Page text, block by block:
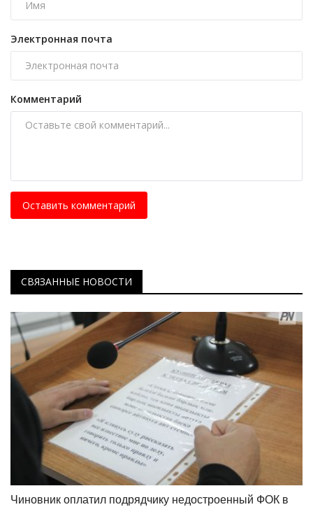
Электронная почта
Комментарий
Оставить комментарий
СВЯЗАННЫЕ НОВОСТИ
Чиновник оплатил подрядчику недостроенный ФОК в